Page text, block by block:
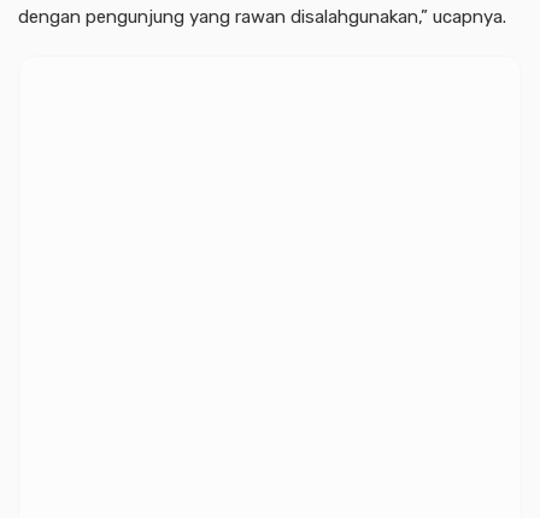
dengan pengunjung yang rawan disalahgunakan,” ucapnya.